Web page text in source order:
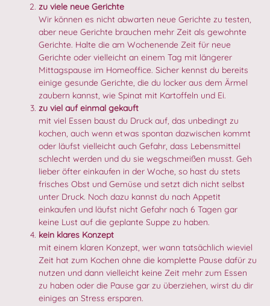
zu viele neue Gerichte
Wir können es nicht abwarten neue Gerichte zu testen,
aber neue Gerichte brauchen mehr Zeit als gewohnte
Gerichte. Halte die am Wochenende Zeit für neue
Gerichte oder vielleicht an einem Tag mit längerer
Mittagspause im Homeoffice. Sicher kennst du bereits
einige gesunde Gerichte, die du locker aus dem Ärmel
zaubern kannst, wie Spinat mit Kartoffeln und Ei.
zu viel auf einmal gekauft
mit viel Essen baust du Druck auf, das unbedingt zu
kochen, auch wenn etwas spontan dazwischen kommt
oder läufst vielleicht auch Gefahr, dass Lebensmittel
schlecht werden und du sie wegschmeißen musst. Geh
lieber öfter einkaufen in der Woche, so hast du stets
frisches Obst und Gemüse und setzt dich nicht selbst
unter Druck. Noch dazu kannst du nach Appetit
einkaufen und läufst nicht Gefahr nach 6 Tagen gar
keine Lust auf die geplante Suppe zu haben.
kein klares Konzept
mit einem klaren Konzept, wer wann tatsächlich wieviel
Zeit hat zum Kochen ohne die komplette Pause dafür zu
nutzen und dann vielleicht keine Zeit mehr zum Essen
zu haben oder die Pause gar zu überziehen, wirst du dir
einiges an Stress ersparen.